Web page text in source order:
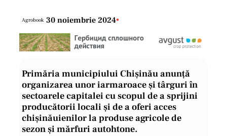
Agrobook 30 noiembrie 2024•
Primăria municipiului Chișinău anunță
organizarea unor iarmaroace și târguri în
sectoarele capitalei cu scopul de a sprijini
producătorii locali și de a oferi acces
chișinăuienilor la produse agricole de
sezon și mărfuri autohtone.